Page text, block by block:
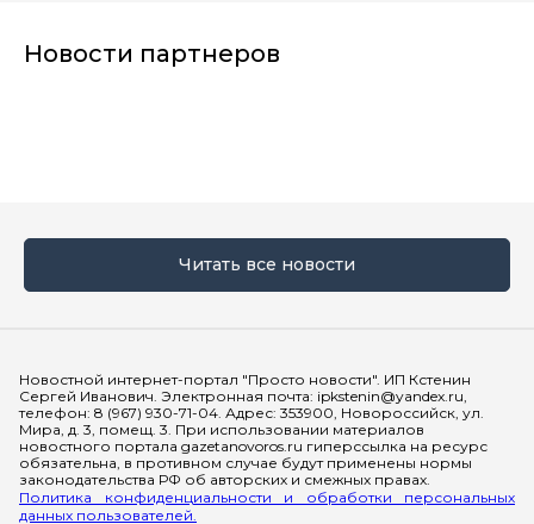
Новости партнеров
Читать все новости
Новостной интернет-портал "Просто новости". ИП Кстенин
Сергей Иванович. Электронная почта: ipkstenin@yandex.ru,
телефон: 8 (967) 930-71-04. Адрес: 353900, Новороссийск, ул.
Мира, д. 3, помещ. 3. При использовании материалов
новостного портала gazetanovoros.ru гиперссылка на ресурс
обязательна, в противном случае будут применены нормы
законодательства РФ об авторских и смежных правах.
Политика конфиденциальности и обработки персональных
данных пользователей.